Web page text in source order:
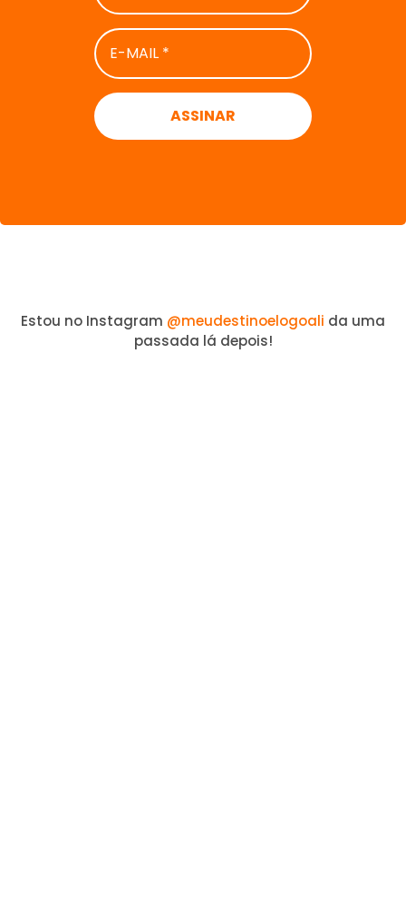
E-
MAIL
*
Estou no Instagram @meudestinoelogoali da uma
passada lá depois!